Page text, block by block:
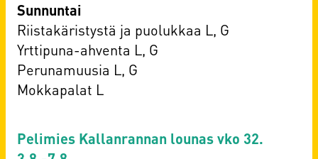
Sunnuntai
Riistakäristystä ja puolukkaa L, G
Yrttipuna-ahventa L, G
Perunamuusia L, G
Mokkapalat L
Pelimies Kallanrannan lounas vko 32.